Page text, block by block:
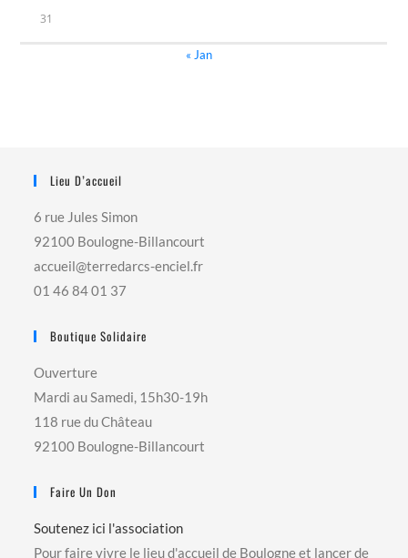
31
« Jan
Lieu D’accueil
6 rue Jules Simon
92100 Boulogne-Billancourt
accueil@terredarcs-enciel.fr
01 46 84 01 37
Boutique Solidaire
Ouverture
Mardi au Samedi, 15h30-19h
118 rue du Château
92100 Boulogne-Billancourt
Faire Un Don
Soutenez ici l'association
Pour faire vivre le lieu d'accueil de Boulogne et lancer de